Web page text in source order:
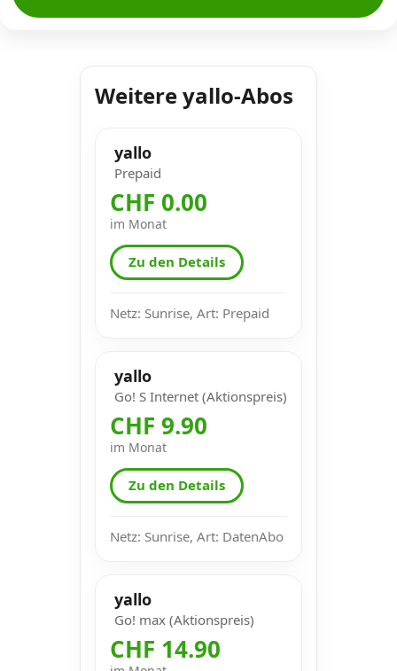
Weitere yallo-Abos
yallo
Prepaid
CHF 0.00
im Monat
Zu den Details
Netz: Sunrise, Art: Prepaid
yallo
Go! S Internet (Aktionspreis)
CHF 9.90
im Monat
Zu den Details
Netz: Sunrise, Art: DatenAbo
yallo
Go! max (Aktionspreis)
CHF 14.90